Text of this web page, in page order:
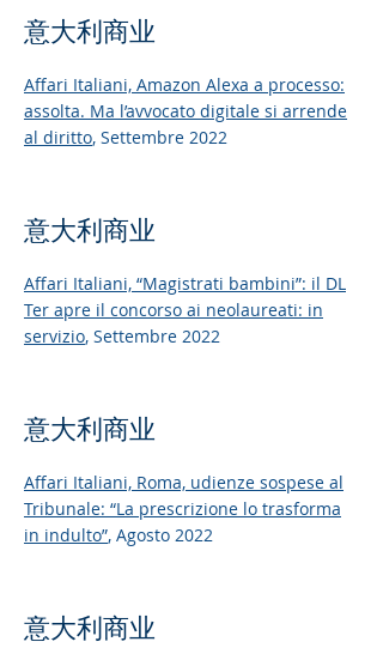
意大利商业
Affari Italiani, Amazon Alexa a processo:
assolta. Ma l’avvocato digitale si arrende
al diritto, Settembre 2022
意大利商业
Affari Italiani, “Magistrati bambini”: il DL
Ter apre il concorso ai neolaureati: in
servizio, Settembre 2022
意大利商业
Affari Italiani, Roma, udienze sospese al
Tribunale: “La prescrizione lo trasforma
in indulto”, Agosto 2022
意大利商业